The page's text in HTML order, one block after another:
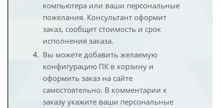
компьютера или ваши персональные
пожелания. Консультант оформит
заказ, сообщит стоимость и срок
исполнения заказа.
Вы можете добавить желаемую
конфигурацию ПК в корзину и
оформить заказ на сайте
самостоятельно. В комментарии к
заказу укажите ваши персональные